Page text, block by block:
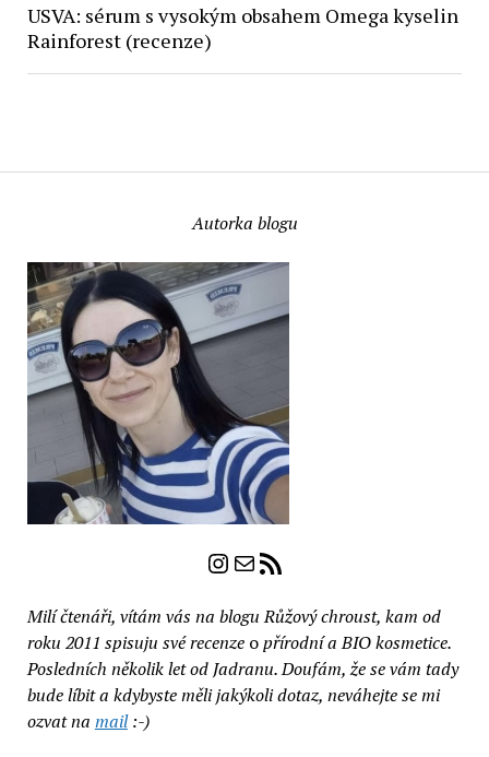
Autorka blogu
Instagram
E-mail
RSS zdroj
Milí čtenáři, vítám vás na blogu Růžový chroust, kam od
roku 2011 spisuju své recenze opřírodní a BIO kosmetice.
Posledních několik let od Jadranu. Doufám, že se vám tady
bude líbit a kdybyste měli jakýkoli dotaz, neváhejte se mi
ozvat na mail:-)
USVA: sérum s vysokým obsahem Omega kyselin
Rainforest (recenze)